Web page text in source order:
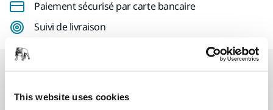
This website uses cookies
Paiement sécurisé par carte bancaire
Suivi de livraison